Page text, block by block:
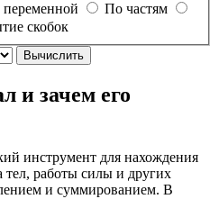
переменной
По частям
скобок
Вычислить
и зачем его
инструмент для нахождения
работы силы и других
и суммированием. В